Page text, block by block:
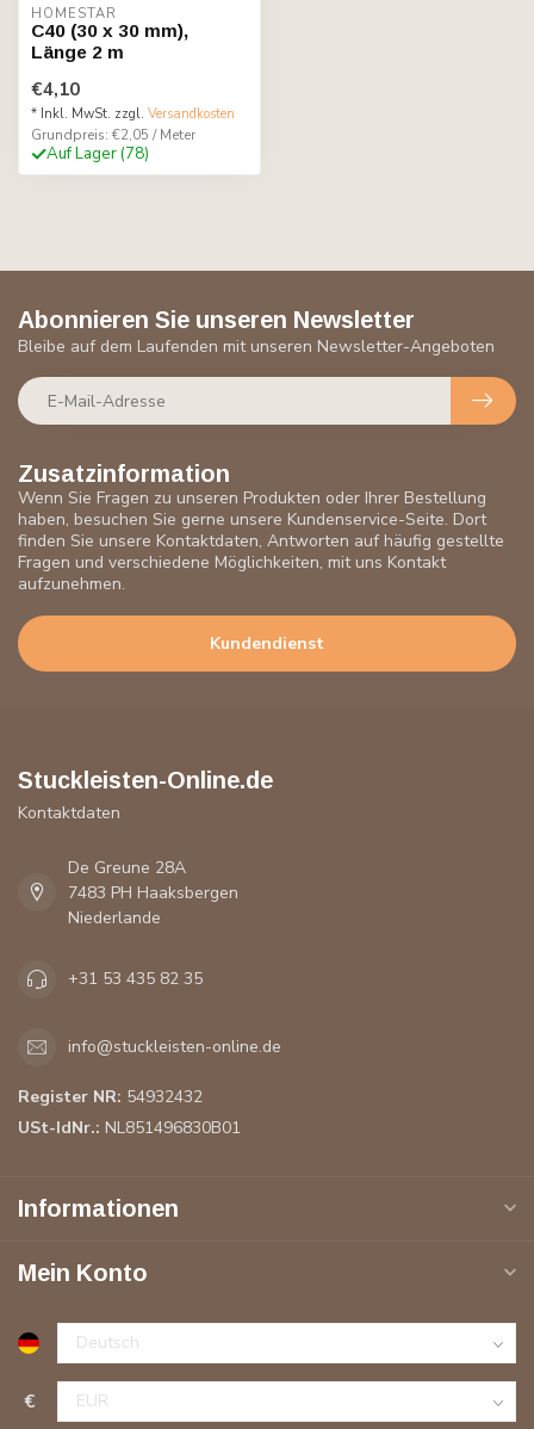
HOMESTAR
C40 (30 x 30 mm),
Länge 2 m
€4,10
* Inkl. MwSt. zzgl. Versandkosten
Grundpreis: €2,05 / Meter
Auf Lager (78)
Zusatzinformation
Wenn Sie Fragen zu unseren Produkten oder Ihrer Bestellung
haben, besuchen Sie gerne unsere Kundenservice-Seite. Dort
finden Sie unsere Kontaktdaten, Antworten auf häufig gestellte
Fragen und verschiedene Möglichkeiten, mit uns Kontakt
aufzunehmen.
Kundendienst
Abonnieren Sie unseren Newsletter
Bleibe auf dem Laufenden mit unseren Newsletter-Angeboten
Stuckleisten-Online.de
Kontaktdaten
De Greune 28A
7483 PH Haaksbergen
Niederlande
+31 53 435 82 35
info@stuckleisten-online.de
Register NR: 54932432
USt-IdNr.: NL851496830B01
Informationen
Mein Konto
€